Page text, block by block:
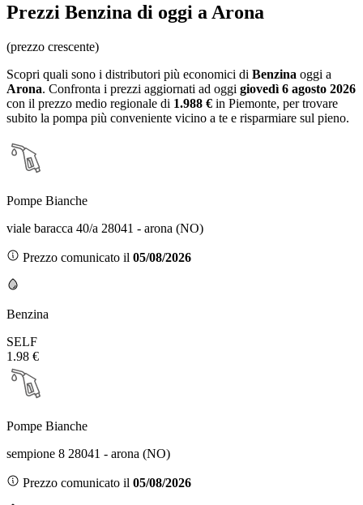
Prezzi Benzina di oggi a Arona
(prezzo crescente)
Scopri quali sono i distributori più economici di Benzina oggi a
Arona. Confronta i prezzi aggiornati ad oggi giovedì 6 agosto 2026
con il prezzo medio regionale di 1.988 € in Piemonte, per trovare
subito la pompa più conveniente vicino a te e risparmiare sul pieno.
Pompe Bianche
viale baracca 40/a 28041 - arona (NO)
Prezzo comunicato il 05/08/2026
Benzina
SELF
1.98 €
Pompe Bianche
sempione 8 28041 - arona (NO)
Prezzo comunicato il 05/08/2026